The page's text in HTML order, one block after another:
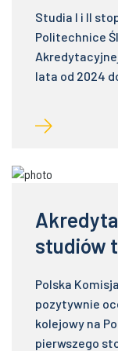
Studia I i II
Politechnice
lata od 2024
studiów
Polska
pozytywnie
kolejowy na
pierwszego